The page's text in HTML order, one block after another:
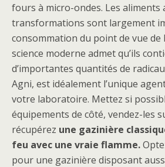
fours à micro-ondes. Les aliments
transformations sont largement
consommation du point de vue de
science moderne admet qu’ils
d’importantes quantités de
Agni, est idéalement l’unique
votre laboratoire. Mettez si
équipements de côté, vendez-les
récupérez une gazinière
feu avec une vraie flamme.
pour une gazinière disposant